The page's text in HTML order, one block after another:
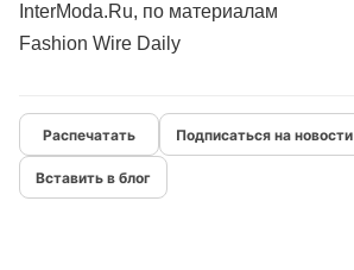
InterModa.Ru, по материалам
Fashion Wire Daily
Подписаться на новости
Вставить в блог